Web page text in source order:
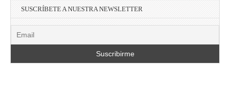
SUSCRÍBETE A NUESTRA NEWSLETTER